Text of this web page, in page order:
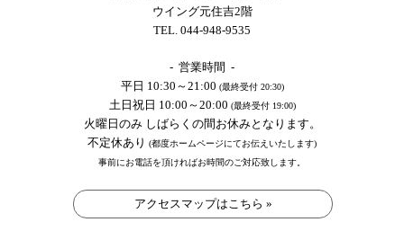
ウイング元住吉2階
TEL. 044-948-9535
- 営業時間 -
平日 10:30～21:00 (最終受付 20:30)
土日祝日 10:00～20:00 (最終受付 19:00)
火曜日のみ しばらくの間お休みとなります。
不定休あり (都度ホームページにてお伝えいたします)
事前にお電話を頂ければお時間のご対応致します。
アクセスマップはこちら »